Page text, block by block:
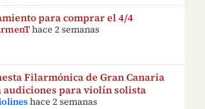
para comprar el 4/4
hace 2 semanas
Filarmónica de Gran Canaria
audiciones para violín solista
hace 2 semanas